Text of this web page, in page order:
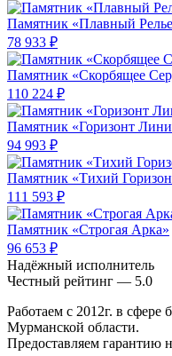
Памятник «Плавный
78 933 ₽
Памятник «Скорбящее
110 224 ₽
Памятник «Горизонт
94 993 ₽
Памятник «Тихий
111 593 ₽
Памятник «Строгая Арка»
96 653 ₽
Надёжный исполнитель
Чеcтный рейтинг — 5.0
Работаем с 2012г. в сфере
Мурманской области.
Предоставляем гарантию